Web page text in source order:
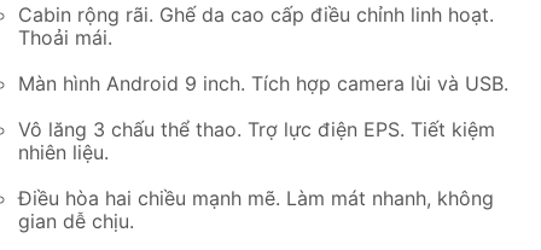
Cabin rộng rãi. Ghế da cao cấp điều chỉnh linh hoạt.
Thoải mái.
Màn hình Android 9 inch. Tích hợp camera lùi và USB.
Vô lăng 3 chấu thể thao. Trợ lực điện EPS. Tiết kiệm
nhiên liệu.
Điều hòa hai chiều mạnh mẽ. Làm mát nhanh, không
gian dễ chịu.